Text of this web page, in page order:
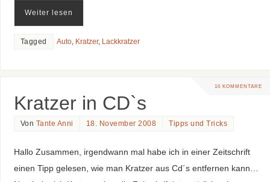
Weiter lesen
Tagged Auto, Kratzer, Lackkratzer
10 KOMMENTARE
Kratzer in CD`s
Von Tante Anni 18. November 2008 Tipps und Tricks
Hallo Zusammen, irgendwann mal habe ich in einer Zeitschrift
einen Tipp gelesen, wie man Kratzer aus Cd´s entfernen kann…